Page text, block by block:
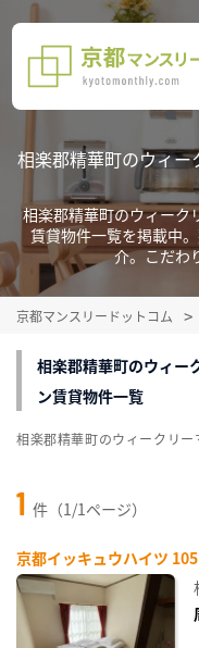
相楽郡精華町のウィ
相楽郡精華町のウィーク
賃貸物件一覧を掲載中
介。こだわ
京都マンスリードットコム
相楽郡精華町のウィー
ン賃貸物件一覧
1 件（1/1ページ）
京都イッキュウハイツ